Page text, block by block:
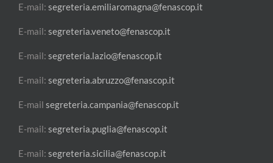
E-mail: segreteria.emiliaromagna@fenascop.it
E-mail: segreteria.veneto@fenascop.it
E-mail: segreteria.lazio@fenascop.it
E-mail: segreteria.abruzzo@fenascop.it
E-mail segreteria.campania@fenascop.it
E-mail: segreteria.puglia@fenascop.it
E-mail: segreteria.sicilia@fenascop.it